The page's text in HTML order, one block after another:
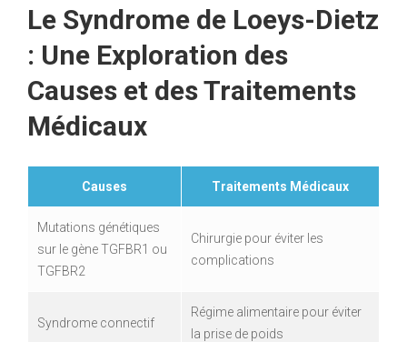
Le Syndrome de Loeys-Dietz
: Une Exploration des
Causes et des Traitements
Médicaux
Causes Traitements Médicaux
Mutations génétiques
sur le gène TGFBR1 ou
TGFBR2
Chirurgie pour éviter les
complications
Syndrome connectif
Régime alimentaire pour éviter
la prise de poids